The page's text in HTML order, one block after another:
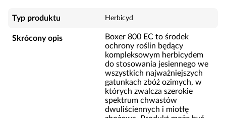
Typ produktu Herbicyd
Skrócony opis
Boxer 800 EC to środek
ochrony roślin będący
kompleksowym herbicydem
do stosowania jesiennego we
wszystkich najważniejszych
gatunkach zbóż ozimych, w
których zwalcza szerokie
spektrum chwastów
dwuliściennych i miotłę